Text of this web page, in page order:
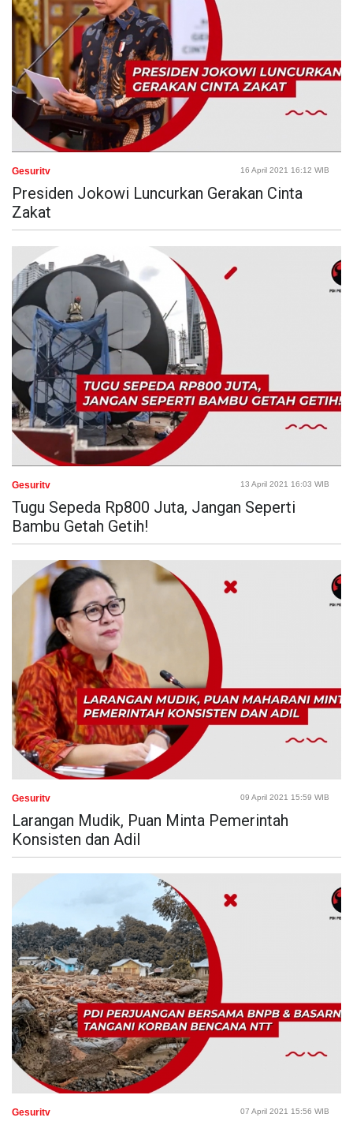
Gesuritv 16 April 2021 16:12 WIB
Presiden Jokowi Luncurkan Gerakan Cinta
Zakat
Gesuritv 13 April 2021 16:03 WIB
Tugu Sepeda Rp800 Juta, Jangan Seperti
Bambu Getah Getih!
Gesuritv 09 April 2021 15:59 WIB
Larangan Mudik, Puan Minta Pemerintah
Konsisten dan Adil
Gesuritv 07 April 2021 15:56 WIB